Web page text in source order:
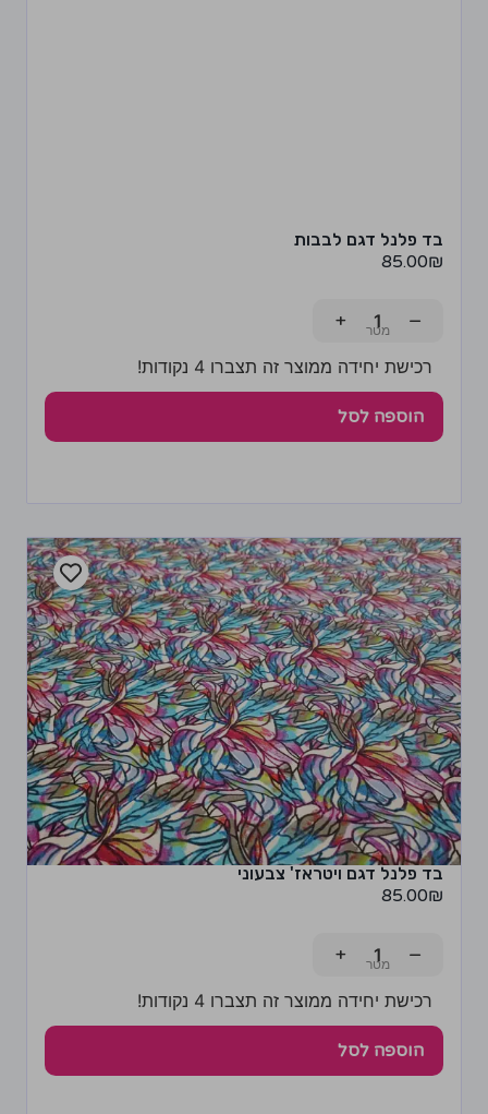
בד פלנל דגם לבבות
85.00₪
−
+
רכישת יחידה ממוצר זה תצברו 4 נקודות!
הוספה לסל
בד פלנל דגם ויטראז' צבעוני
85.00₪
−
+
רכישת יחידה ממוצר זה תצברו 4 נקודות!
הוספה לסל